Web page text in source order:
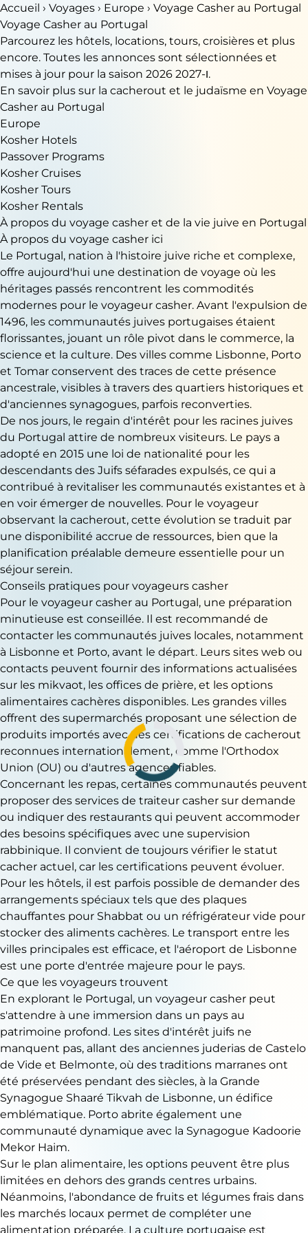
Accueil › Voyages › Europe › Voyage Casher au Portugal
Voyage Casher au Portugal
Parcourez les hôtels, locations, tours, croisières et plus
encore. Toutes les annonces sont sélectionnées et
mises à jour pour la saison 2026 ו-2027.
En savoir plus sur la cacherout et le judaïsme en Voyage
Casher au Portugal
Europe
Kosher Hotels
Passover Programs
Kosher Cruises
Kosher Tours
Kosher Rentals
À propos du voyage casher et de la vie juive en Portugal
À propos du voyage casher ici
Le Portugal, nation à l'histoire juive riche et complexe,
offre aujourd'hui une destination de voyage où les
héritages passés rencontrent les commodités
modernes pour le voyageur casher. Avant l'expulsion de
1496, les communautés juives portugaises étaient
florissantes, jouant un rôle pivot dans le commerce, la
science et la culture. Des villes comme Lisbonne, Porto
et Tomar conservent des traces de cette présence
ancestrale, visibles à travers des quartiers historiques et
d'anciennes synagogues, parfois reconverties.
De nos jours, le regain d'intérêt pour les racines juives
du Portugal attire de nombreux visiteurs. Le pays a
adopté en 2015 une loi de nationalité pour les
descendants des Juifs séfarades expulsés, ce qui a
contribué à revitaliser les communautés existantes et à
en voir émerger de nouvelles. Pour le voyageur
observant la cacherout, cette évolution se traduit par
une disponibilité accrue de ressources, bien que la
planification préalable demeure essentielle pour un
séjour serein.
Conseils pratiques pour voyageurs casher
Pour le voyageur casher au Portugal, une préparation
minutieuse est conseillée. Il est recommandé de
contacter les communautés juives locales, notamment
à Lisbonne et Porto, avant le départ. Leurs sites web ou
contacts peuvent fournir des informations actualisées
sur les mikvaot, les offices de prière, et les options
alimentaires cachères disponibles. Les grandes villes
offrent des supermarchés proposant une sélection de
produits importés avec des certifications de cacherout
reconnues internationalement, comme l'Orthodox
Union (OU) ou d'autres agences fiables.
Concernant les repas, certaines communautés peuvent
proposer des services de traiteur casher sur demande
ou indiquer des restaurants qui peuvent accommoder
des besoins spécifiques avec une supervision
rabbinique. Il convient de toujours vérifier le statut
cacher actuel, car les certifications peuvent évoluer.
Pour les hôtels, il est parfois possible de demander des
arrangements spéciaux tels que des plaques
chauffantes pour Shabbat ou un réfrigérateur vide pour
stocker des aliments cachères. Le transport entre les
villes principales est efficace, et l'aéroport de Lisbonne
est une porte d'entrée majeure pour le pays.
Ce que les voyageurs trouvent
En explorant le Portugal, un voyageur casher peut
s'attendre à une immersion dans un pays au
patrimoine profond. Les sites d'intérêt juifs ne
manquent pas, allant des anciennes juderias de Castelo
de Vide et Belmonte, où des traditions marranes ont
été préservées pendant des siècles, à la Grande
Synagogue Shaaré Tikvah de Lisbonne, un édifice
emblématique. Porto abrite également une
communauté dynamique avec la Synagogue Kadoorie
Mekor Haim.
Sur le plan alimentaire, les options peuvent être plus
limitées en dehors des grands centres urbains.
Néanmoins, l'abondance de fruits et légumes frais dans
les marchés locaux permet de compléter une
alimentation préparée. La culture portugaise est